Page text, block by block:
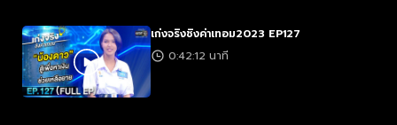
เก่งจริงชิงค่าเทอม2023 EP127
0:42:12 นาที